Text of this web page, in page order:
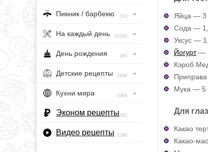
Пикник / барбекю 293
На каждый день 20160
День рождения 385
Детские рецепты 1548
Кухни мира 1968
Эконом рецепты393
Видео рецепты 1396
Яйца — 3
Сода —
Уксус —
Йогурт—
Кэроб
Мука — 5
Для
Какао
Какао-